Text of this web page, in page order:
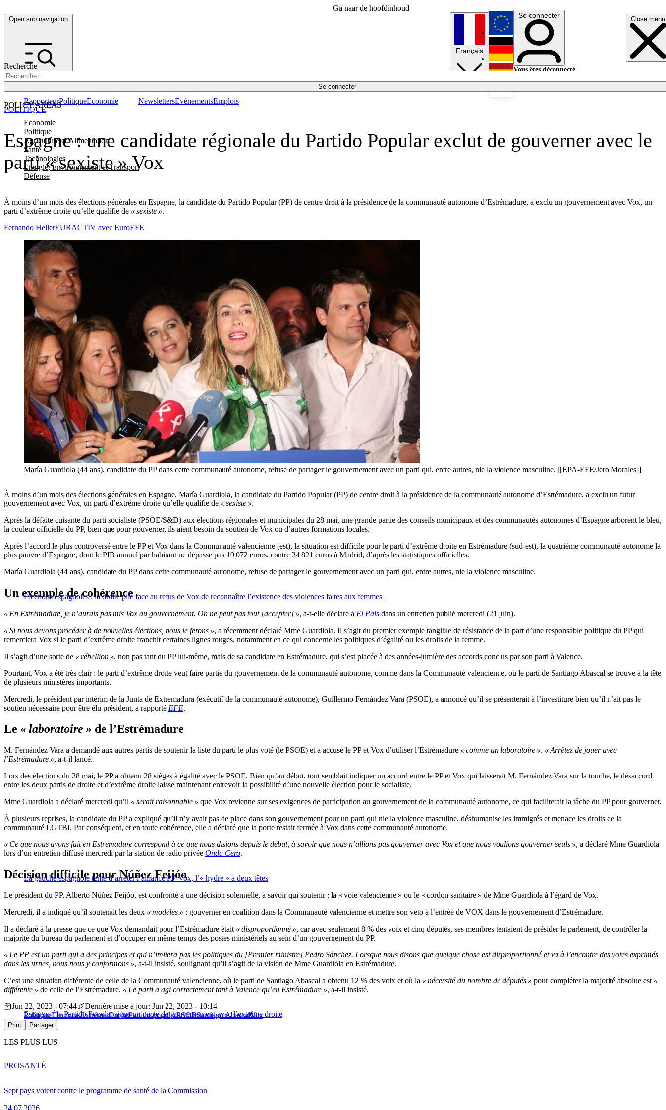
Ga naar de hoofdinhoud
Open sub navigation Close menu
Recherche
Se connecter
POLICY AREAS
Economie
Politique
Agriculture et Alimentation
Santé
Technologies
Energie, Environnement et Transport
Défense
RapporteurPolitiqueÉconomie NewslettersEvénementsEmplois
Français
English
Deutsch
Se connecter
Vous êtes déconnecté.
Espagne : une candidate régionale du Partido Popular exclut de gouverner avec le
parti « sexiste » Vox
À moins d’un mois des élections générales en Espagne, la candidate du Partido Popular (PP) de centre droit à la présidence de la communauté autonome d’Estrémadure, a exclu un gouvernement avec Vox, un
parti d’extrême droite qu’elle qualifie de « sexiste ».
POLITIQUE
Fernando HellerEURACTIV avec EuroEFE
María Guardiola (44 ans), candidate du PP dans cette communauté autonome, refuse de partager le gouvernement avec un parti qui, entre autres, nie la violence masculine. [[EPA-EFE/Jero Morales]]
À moins d’un mois des élections générales en Espagne, María Guardiola, la candidate du Partido Popular (PP) de centre droit à la présidence de la communauté autonome d’Estrémadure, a exclu un futur
gouvernement avec Vox, un parti d’extrême droite qu’elle qualifie de « sexiste ».
Après la défaite cuisante du parti socialiste (PSOE/S&D) aux élections régionales et municipales du 28 mai, une grande partie des conseils municipaux et des communautés autonomes d’Espagne arborent le bleu,
la couleur officielle du PP, bien que pour gouverner, ils aient besoin du soutien de Vox ou d’autres formations locales.
Après l’accord le plus controversé entre le PP et Vox dans la Communauté valencienne (est), la situation est difficile pour le parti d’extrême droite en Estrémadure (sud-est), la quatrième communauté autonome la
plus pauvre d’Espagne, dont le PIB annuel par habitant ne dépasse pas 19 072 euros, contre 34 821 euros à Madrid, d’après les statistiques officielles.
María Guardiola (44 ans), candidate du PP dans cette communauté autonome, refuse de partager le gouvernement avec un parti qui, entre autres, nie la violence masculine.
Élections espagnoles : la droite plie face au refus de Vox de reconnaître l’existence des violences faites aux femmes
Un exemple de cohérence
« En Estrémadure, je n’aurais pas mis Vox au gouvernement. On ne peut pas tout [accepter] », a-t-elle déclaré à El País dans un entretien publié mercredi (21 juin).
« Si nous devons procéder à de nouvelles élections, nous le ferons », a récemment déclaré Mme Guardiola. Il s’agit du premier exemple tangible de résistance de la part d’une responsable politique du PP qui
remerciera Vox si le parti d’extrême droite franchit certaines lignes rouges, notamment en ce qui concerne les politiques d’égalité ou les droits de la femme.
Il s’agit d’une sorte de « rébellion », non pas tant du PP lui-même, mais de sa candidate en Estrémadure, qui s’est placée à des années-lumière des accords conclus par son parti à Valence.
Pourtant, Vox a été très clair : le parti d’extrême droite veut faire partie du gouvernement de la communauté autonome, comme dans la Communauté valencienne, où le parti de Santiago Abascal se trouve à la tête
de plusieurs ministères importants.
Mercredi, le président par intérim de la Junta de Extremadura (exécutif de la communauté autonome), Guillermo Fernández Vara (PSOE), a annoncé qu’il se présenterait à l’investiture bien qu’il n’ait pas le
soutien nécessaire pour être élu président, a rapporté EFE.
Le « laboratoire » de l’Estrémadure
M. Fernández Vara a demandé aux autres partis de soutenir la liste du parti le plus voté (le PSOE) et a accusé le PP et Vox d’utiliser l’Estrémadure « comme un laboratoire ». « Arrêtez de jouer avec
l’Estrémadure », a-t-il lancé.
Lors des élections du 28 mai, le PP a obtenu 28 sièges à égalité avec le PSOE. Bien qu’au début, tout semblait indiquer un accord entre le PP et Vox qui laisserait M. Fernández Vara sur la touche, le désaccord
entre les deux partis de droite et d’extrême droite laisse maintenant entrevoir la possibilité d’une nouvelle élection pour le socialiste.
Mme Guardiola a déclaré mercredi qu’il « serait raisonnable » que Vox revienne sur ses exigences de participation au gouvernement de la communauté autonome, ce qui faciliterait la tâche du PP pour gouverner.
À plusieurs reprises, la candidate du PP a expliqué qu’il n’y avait pas de place dans son gouvernement pour un parti qui nie la violence masculine, déshumanise les immigrés et menace les droits de la
communauté LGTBI. Par conséquent, et en toute cohérence, elle a déclaré que la porte restait fermée à Vox dans cette communauté autonome.
« Ce que nous avons fait en Estrémadure correspond à ce que nous disions depuis le début, à savoir que nous n’allions pas gouverner avec Vox et que nous voulions gouverner seuls », a déclaré Mme Guardiola
lors d’un entretien diffusé mercredi par la station de radio privée Onda Cero.
La gauche espagnole tente d’arrêter l’alliance PP-Vox, l’« hydre » à deux têtes
Décision difficile pour Núñez Feijóo
Le président du PP, Alberto Núñez Feijóo, est confronté à une décision solennelle, à savoir qui soutenir : la « voie valencienne » ou le « cordon sanitaire » de Mme Guardiola à l’égard de Vox.
Mercredi, il a indiqué qu’il soutenait les deux « modèles » : gouverner en coalition dans la Communauté valencienne et mettre son veto à l’entrée de VOX dans le gouvernement d’Estrémadure.
Il a déclaré à la presse que ce que Vox demandait pour l’Estrémadure était « disproportionné », car avec seulement 8 % des voix et cinq députés, ses membres tentaient de présider le parlement, de contrôler la
majorité du bureau du parlement et d’occuper en même temps des postes ministériels au sein d’un gouvernement du PP.
« Le PP est un parti qui a des principes et qui n’imitera pas les politiques du [Premier ministre] Pedro Sánchez. Lorsque nous disons que quelque chose est disproportionné et va à l’encontre des votes exprimés
dans les urnes, nous nous y conformons », a-t-il insisté, soulignant qu’il s’agit de la vision de Mme Guardiola en Estrémadure.
C’est une situation différente de celle de la Communauté valencienne, où le parti de Santiago Abascal a obtenu 12 % des voix et où la « nécessité du nombre de députés » pour compléter la majorité absolue est «
différente » de celle de l’Estrémadure. « Le parti a agi correctement tant à Valence qu’en Estrémadure », a-t-il insisté.
Espagne : le Partido Popular signe un pacte de gouvernement avec l’extrême droite
Jun 22, 2023 - 07:44
Dernière mise à jour: Jun 22, 2023 - 10:14
PolitiqueÉlectionsExtrême DroitePartido popularPSOESantiago AbascalVox
Print Partager
LES PLUS LUS
Sept pays votent contre le programme de santé de la Commission
24.07.2026
PROSANTÉ